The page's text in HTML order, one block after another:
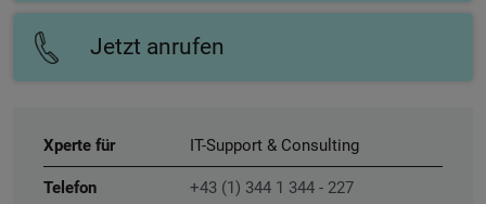
Jetzt anrufen
Xperte für IT-Support & Consulting
Telefon +43 (1) 344 1 344 - 227